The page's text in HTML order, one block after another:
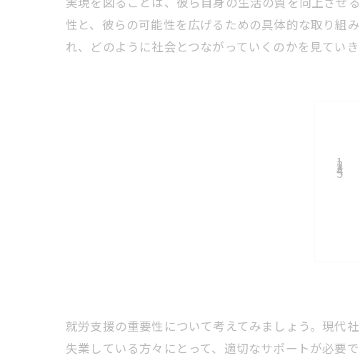
性と、彼らの可能性を広げるための具体的な取り組
れ、どのように社会とつながっていくのかを見ていき
就労支援の重要性について考えてみましょう。現代
失業している方々にとって、適切なサポートが必要